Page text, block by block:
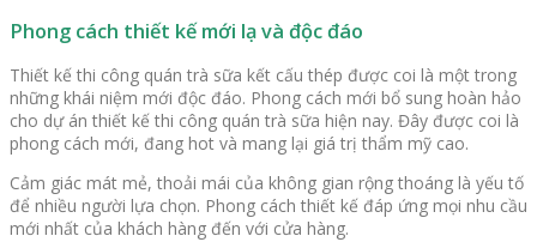
Phong cách thiết kế mới lạ và độc đáo
Thiết kế thi công quán trà sữa kết cấu thép được coi là một trong
những khái niệm mới độc đáo. Phong cách mới bổ sung hoàn hảo
cho dự án thiết kế thi công quán trà sữa hiện nay. Đây được coi là
phong cách mới, đang hot và mang lại giá trị thẩm mỹ cao.
Cảm giác mát mẻ, thoải mái của không gian rộng thoáng là yếu tố
để nhiều người lựa chọn. Phong cách thiết kế đáp ứng mọi nhu cầu
mới nhất của khách hàng đến với cửa hàng.